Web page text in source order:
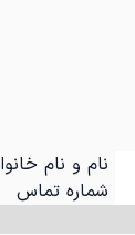
نام و نام
شماره تماس